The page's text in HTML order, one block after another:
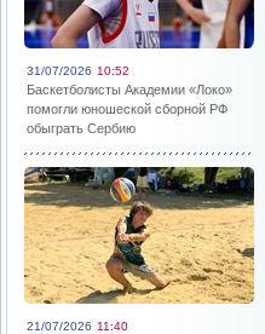
31/07/2026 10:52
Баскетболисты Академии «Локо»
помогли юношеской сборной РФ
обыграть Сербию
21/07/2026 11:40